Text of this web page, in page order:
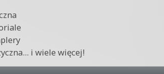
i wiele więcej!